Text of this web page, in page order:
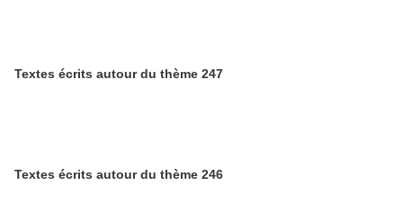
Textes écrits autour du thème 247
Textes écrits autour du thème 246